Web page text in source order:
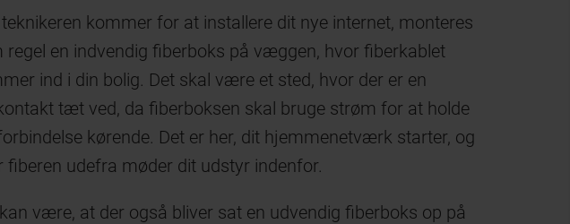
kommer for at installere dit nye internet, monteres
regel en indvendig fiberboks på væggen, hvor fiberkablet
ind i din bolig. Det skal være et sted, hvor der er en
tæt ved, da fiberboksen skal bruge strøm for at holde
kørende. Det er her, dit hjemmenetværk starter, og
fiberen udefra møder dit udstyr indenfor.
være, at der også bliver sat en udvendig fiberboks op på